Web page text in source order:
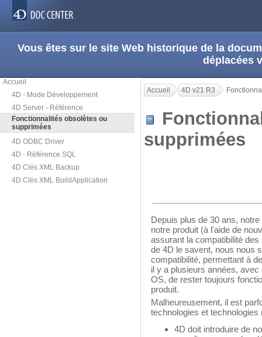
Vous êtes sur le site Web historique de la
déplacées
Accueil
4D - Mode Développement
4D Server - Référence
Fonctionnalités obsolètes ou
supprimées
4D ODBC Driver
4D - Référence SQL
4D Clés XML Backup
4D Clés XML BuildApplication
Accueil 4D v21 R3
supprimées
Depuis plus de 30 ans,
notre produit (à l'aide de
assurant la compatibilité
de 4D le savent, nous nous
compatibilité, permettant à
il y a plusieurs années,
OS, de rester toujours
produit.
Malheureusement, il est
technologies et technologies
4D doit introduire de